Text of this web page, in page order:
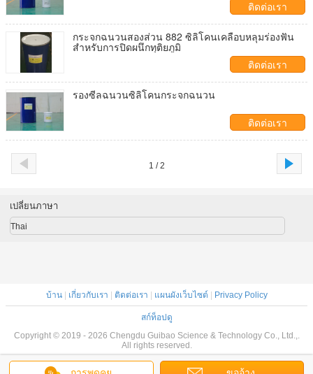
ติดต่อเรา
กระจกฉนวนสองส่วน 882 ซิลิโคนเคลือบหลุมร่องฟัน
สำหรับการปิดผนึกทุติยภูมิ
ติดต่อเรา
รองซีลฉนวนซิลิโคนกระจกฉนวน
ติดต่อเรา
1 / 2
เปลี่ยนภาษา
Thai
บ้าน| เกี่ยวกับเรา ติดต่อเรา แผนผังเว็บไซต์ Privacy Policy
สก์ท็อปดู
Copyright © 2019 - 2026 Chengdu Guibao Science & Technology Co., Ltd.,.
All rights reserved.